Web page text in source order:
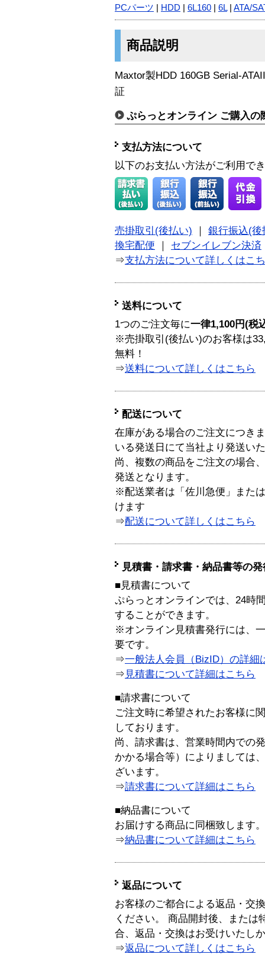
PCパーツ HDD 6L160 6L| ATA/
商品説明
Maxtor製HDD 160GB Serial-
証
ぷらっとオンライン ご購入の
支払方法について
以下のお支払い方法がご利用で
売掛取引(後払い)
銀行振込(後
換宅配便
セブンイレブン決済
⇒支払方法について詳しくはこ
送料について
1つのご注文毎に一律1,100円(税
※売掛取引(後払い)のお客様は
無料！
⇒送料について詳しくはこちら
配送について
在庫がある場合のご注文につき
いる発送日にて当社より発送い
尚、複数の商品をご注文の場合
発送となります。
※配送業者は「佐川急便」また
けます
⇒配送について詳しくはこちら
見積書・請求書・納品書等の
■見積書について
ぷらっとオンラインでは、24時
することができます。
※オンライン見積書発行には、
要です。
⇒一般法人会員（BizID）の詳細
⇒ 見積書について詳細はこちら
■請求書について
ご注文時に希望されたお客様に
しております。
尚、請求書は、営業時間内での
かかる場合等）によりましては
ざいます。
⇒請求書について詳細はこちら
■納品書について
お届けする商品に同梱致します。
⇒納品書について詳細はこちら
返品について
お客様のご都合による返品・交
ください。 商品開封後、または
合、返品・交換はお受けいたし
⇒返品について詳しくはこちら